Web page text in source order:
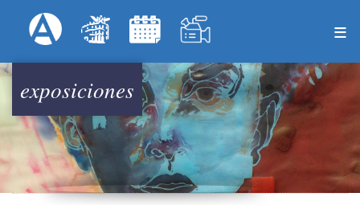
al
principal
Menú Superior
exposiciones